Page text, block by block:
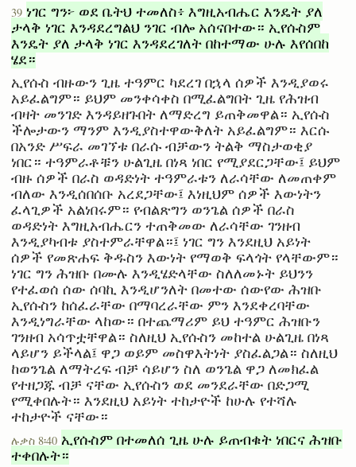
39 ነገር ግን፦ ወደ ቤትህ ተመለስ፥ እግዚአብሔር እንዴት ያለ
ታላቅ ነገር እንዳደረግልህ ንገር ብሎ አሰናበተው። ኢየሱስም
እንዴት ያለ ታላቅ ነገር እንዳደረገለት በከተማው ሁሉ እየሰበከ
ሄደ።
ኢየሱስ ብዙውን ጊዜ ተዓምር ካደረገ በኋላ ሰዎች እንዲያወሩ
አይፈልግም። ይህም መንቀሳቀስ በሚፈልግበት ጊዜ የሕዝብ
ብዛት መንገድ እንዳይዘጉበት ለማድረግ ይጠቅመዋል። ኢየሱስ
ችሎታውን ማንም እንዲያስተዋውቅለት አይፈልግም። እርሱ
በአንድ ሥፍራ መገኘቱ በራሱ ብቻውን ትልቅ ማስታወቂያ
ነበር። ተዓምራቶቹን ሁልጊዜ በነጻ ነበር የሚያደርጋቸው፤ ይህም
ብዙ ሰዎች በራስ ወዳድነት ተዓምራቱን ለራሳቸው ለመጠቀም
ብለው እንዲሰበሰቡ አረደጋቸው፤ እነዚህም ሰዎች እውነትን
ፈላጊዎች አልነበሩም። የብልጽግን ወንጌል ሰዎች በራስ
ወዳድነት እግዚአብሔርን ተጠቅመው ለራሳቸው ገንዘብ
እንዲያካብቱ ያስተምራቸዋል።፤ ነገር ግን እንደዚህ አይነት
ሰዎች የመጽሐፍ ቅዱስን እውነት የማወቅ ፍላጎት የላቸውም።
ነገር ግን ሕዝቡ በሙሉ እንዲሄድላቸው ስለለመኑት ይህንን
የተፈወሰ ሰው ሰባኪ እንዲሆንለት በመተው ሰውየው ሕዝቡ
ኢየሱስን ከሰፈራቸው በማባረራቸው ምን እንደቀረባቸው
እንዲነግራቸው ላከው። በተጨማሪም ይህ ተዓምር ሕዝቡን
ገንዘብ አሳጥቷቸዋል። ስለዚህ ኢየሱስን መከተል ሁልጊዜ በነጻ
ላይሆን ይችላል፤ ዋጋ ወይም መስዋእትነት ያስፈልጋል። ስለዚህ
ከወንጌል ለማትረፍ ብቻ ሳይሆን ስለ ወንጌል ዋጋ ለመክፈል
የተዘጋጁ ብቻ ናቸው ኢየሱስን ወደ መንደራቸው በድጋሚ
የሚቀበሉት። እንደዚህ አይነት ተከታዮች ከሁሉ የተሻሉ
ተከታዮች ናቸው።
ሉቃስ 8፡40 ኢየሱስም በተመለሰ ጊዜ ሁሉ ይጠብቁት ነበርና ሕዝቡ
ተቀበሉት።